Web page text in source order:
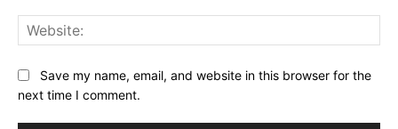
Save my name, email, and website in this browser for the
next time I comment.